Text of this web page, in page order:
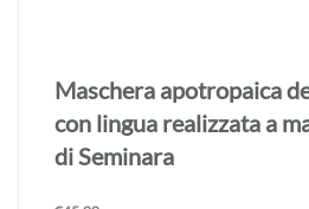
Maschera apotropaica
realizzata a mano –